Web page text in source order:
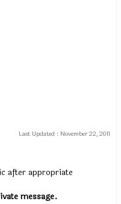
Last Updated : November 22, 2011
after appropriate
message.